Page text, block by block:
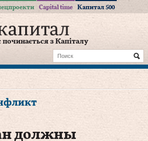
Capital time Капитал 500
починається з Капіталу
должны